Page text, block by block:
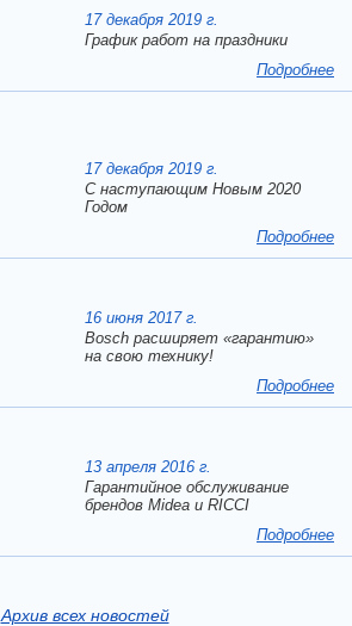
17 декабря 2019 г.
График работ на праздники
Подробнее
17 декабря 2019 г.
C наступающим Новым 2020
Годом
Подробнее
16 июня 2017 г.
Bosch расширяет «гарантию»
на свою технику!
Подробнее
13 апреля 2016 г.
Гарантийное обслуживание
брендов Midea и RICCI
Подробнее
Архив всех новостей